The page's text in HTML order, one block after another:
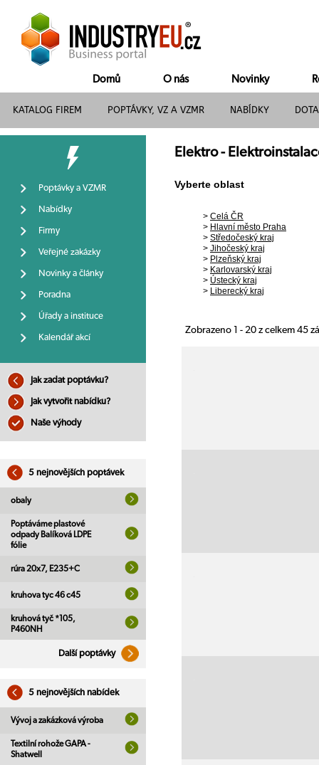
Domů O nás Novinky
KATALOG FIREM POPTÁVKY, VZ A VZMR NABÍDKY
Poptávky a VZMR
Nabídky
Firmy
Veřejné zakázky
Novinky a články
Poradna
Úřady a instituce
Kalendář akcí
Jak zadat poptávku?
Jak vytvořit nabídku?
Naše výhody
5 nejnovějších poptávek
obaly
Poptáváme plastové
odpady Balíková LDPE
fólie
rúra 20x7, E235+C
kruhova tyc 46 c45
kruhová tyč *105,
P460NH
Další poptávky
5 nejnovějších nabídek
Vývoj a zakázková výroba
Textilní rohože GAPA -
Shatwell
Elektro -
Vyberte oblast
> Celá ČR
> Hlavní město Praha
> Středočeský kraj
> Jihočeský kraj
> Plzeňský kraj
> Karlovarský kraj
> Ústecký kraj
> Liberecký kraj
Zobrazeno 1 - 20 z celkem 45